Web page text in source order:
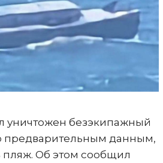
уничтожен безэкипажный
предварительным данным,
пляж. Об этом сообщил